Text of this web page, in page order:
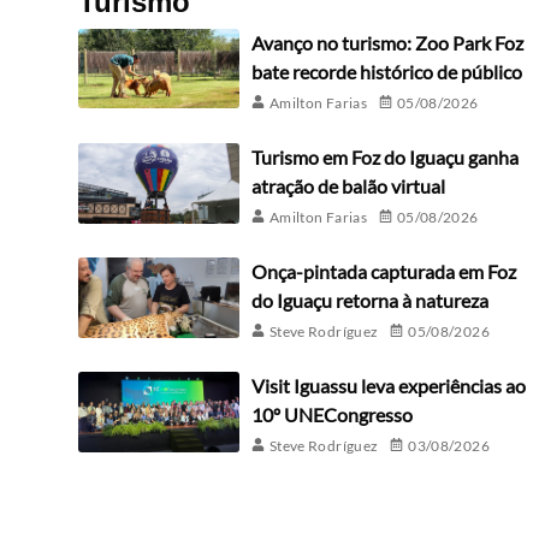
Avanço no turismo: Zoo Park Foz
bate recorde histórico de público
Amilton Farias 05/08/2026
Turismo em Foz do Iguaçu ganha
atração de balão virtual
Amilton Farias 05/08/2026
Onça-pintada capturada em Foz
do Iguaçu retorna à natureza
Steve Rodríguez 05/08/2026
Visit Iguassu leva experiências ao
10º UNECongresso
Steve Rodríguez 03/08/2026